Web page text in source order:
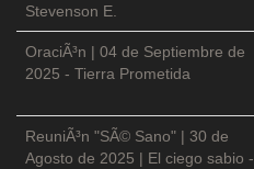
Stevenson E.
OraciÃ³n | 04 de Septiembre de
2025 - Tierra Prometida
ReuniÃ³n "SÃ© Sano" | 30 de
Agosto de 2025 | El ciego sabio -